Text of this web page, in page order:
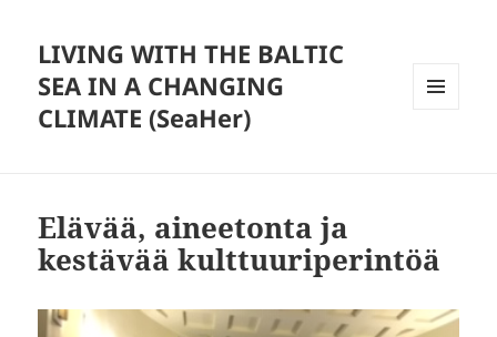
LIVING WITH THE BALTIC
SEA IN A CHANGING
CLIMATE (SeaHer)
Elävää, aineetonta ja
kestävää kulttuuriperintöä